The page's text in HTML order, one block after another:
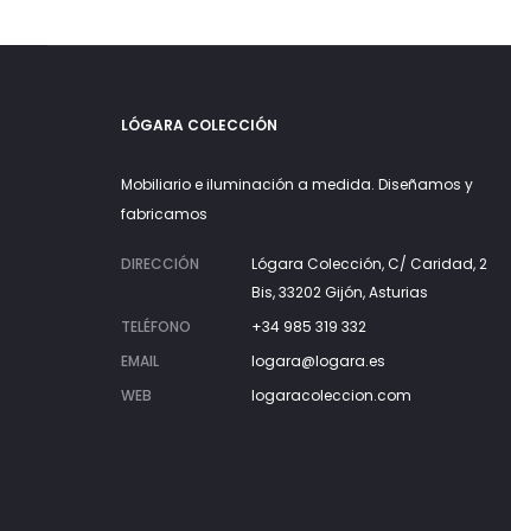
LÓGARA COLECCIÓN
Mobiliario e iluminación a medida. Diseñamos y
fabricamos
DIRECCIÓN
Lógara Colección, C/ Caridad, 2
Bis, 33202 Gijón, Asturias
TELÉFONO
+34 985 319 332
EMAIL
logara@logara.es
WEB
logaracoleccion.com